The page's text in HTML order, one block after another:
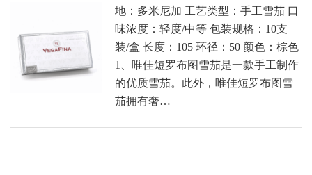
地：多米尼加 工艺类型：手工雪茄 口
味浓度：轻度/中等 包装规格：10支
装/盒 长度：105 环径：50 颜色：棕色
1、唯佳短罗布图雪茄是一款手工制作
的优质雪茄。此外，唯佳短罗布图雪
茄拥有奢…